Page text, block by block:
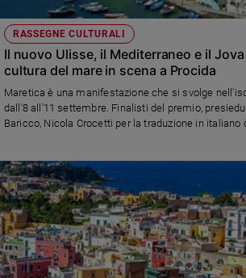
Società
e
valori
Ambiente
e
Creato
Diritti
Aziende
di
valore
Caso
della
settimana
RASSEGNE CULTURALI
Il nuovo Ulisse, il Mediterraneo e il
cultura del mare in scena a Procida
Maretica è una manifestazione che si svolge
dall'8 all'11 settembre. Finalisti del premio,
Baricco, Nicola Crocetti per la traduzione in italiano